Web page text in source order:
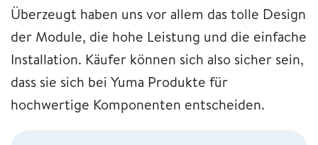
Überzeugt haben uns vor allem das tolle Design
der Module, die hohe Leistung und die einfache
Installation. Käufer können sich also sicher sein,
dass sie sich bei Yuma Produkte für
hochwertige Komponenten entscheiden.